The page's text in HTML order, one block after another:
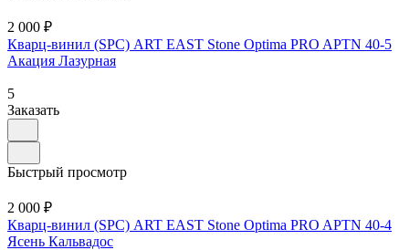
2 000 ₽
Кварц-винил (SPC) ART EAST Stone Optima PRO APTN 40-5
Акация Лазурная
5
Заказать
Быстрый просмотр
2 000 ₽
Кварц-винил (SPC) ART EAST Stone Optima PRO APTN 40-4
Ясень Кальвадос